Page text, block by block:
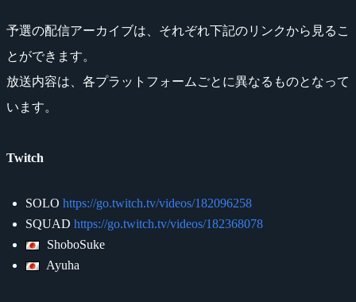
予選の配信アーカイブは、それぞれ下記のリンクから見るこ
とができます。
放送内容は、各プラットフォームごとに異なるものとなって
います。
Twitch
SOLO https://go.twitch.tv/videos/182096258
SQUAD https://go.twitch.tv/videos/182368078
ShoboSuke
Ayuha